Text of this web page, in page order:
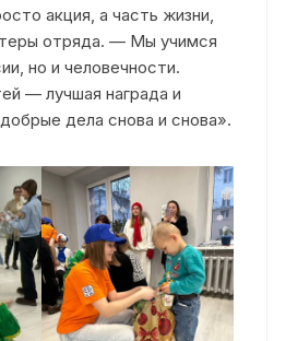
акция, а часть жизни,
отряда. — Мы учимся
но и человечности.
— лучшая награда и
дела снова и снова».